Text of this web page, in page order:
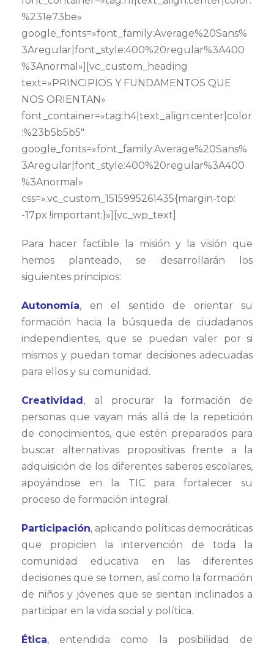
%231e73be»
google_fonts=»font_family:Average%20Sans%
3Aregular|font_style:400%20regular%3A400
%3Anormal»][vc_custom_heading
text=»PRINCIPIOS Y FUNDAMENTOS QUE
NOS ORIENTAN»
font_container=»tag:h4|text_align:center|color
:%23b5b5b5″
google_fonts=»font_family:Average%20Sans%
3Aregular|font_style:400%20regular%3A400
%3Anormal»
css=».vc_custom_1515995261435{margin-top:
-17px !important;}»][vc_wp_text]
Para hacer factible la misión y la visión que
hemos planteado, se desarrollarán los
siguientes principios:
Autonomía, en el sentido de orientar su
formación hacia la búsqueda de ciudadanos
independientes, que se puedan valer por si
mismos y puedan tomar decisiones adecuadas
para ellos y su comunidad.
Creatividad, al procurar la formación de
personas que vayan más allá de la repetición
de conocimientos, que estén preparados para
buscar alternativas propositivas frente a la
adquisición de los diferentes saberes escolares,
apoyándose en la TIC para fortalecer su
proceso de formación integral.
Participación, aplicando políticas democráticas
que propicien la intervención de toda la
comunidad educativa en las diferentes
decisiones que se tomen, así como la formación
de niños y jóvenes que se sientan inclinados a
participar en la vida social y política.
Ética, entendida como la posibilidad de